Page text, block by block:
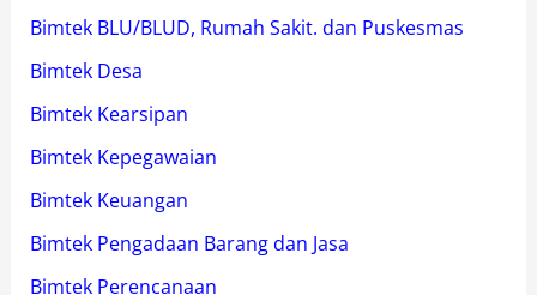
Bimtek BLU/BLUD, Rumah Sakit. dan Puskesmas
Bimtek Desa
Bimtek Kearsipan
Bimtek Kepegawaian
Bimtek Keuangan
Bimtek Pengadaan Barang dan Jasa
Bimtek Perencanaan